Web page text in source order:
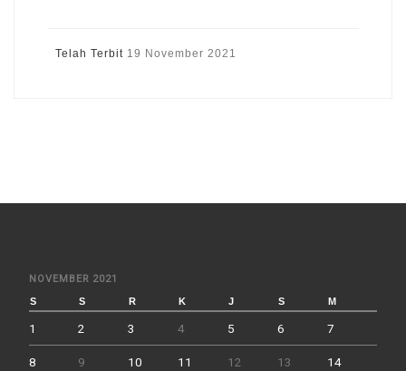
Telah Terbit 19 November 2021
NOVEMBER 2021
S S R K J S M
1 2 3 4 5 6 7
8 9 10 11 12 13 14